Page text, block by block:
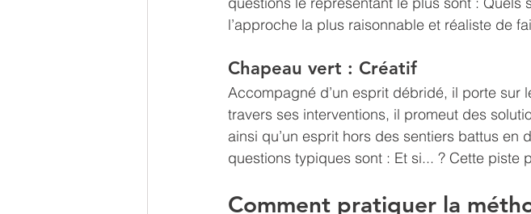
l’approche la plus raisonnable et réaliste de
Chapeau vert : Créatif
Accompagné d’un esprit débridé, il porte sur
travers ses interventions, il promeut des
ainsi qu’un esprit hors des sentiers battus en
questions typiques sont : Et si... ? Cette piste
Comment pratiquer la